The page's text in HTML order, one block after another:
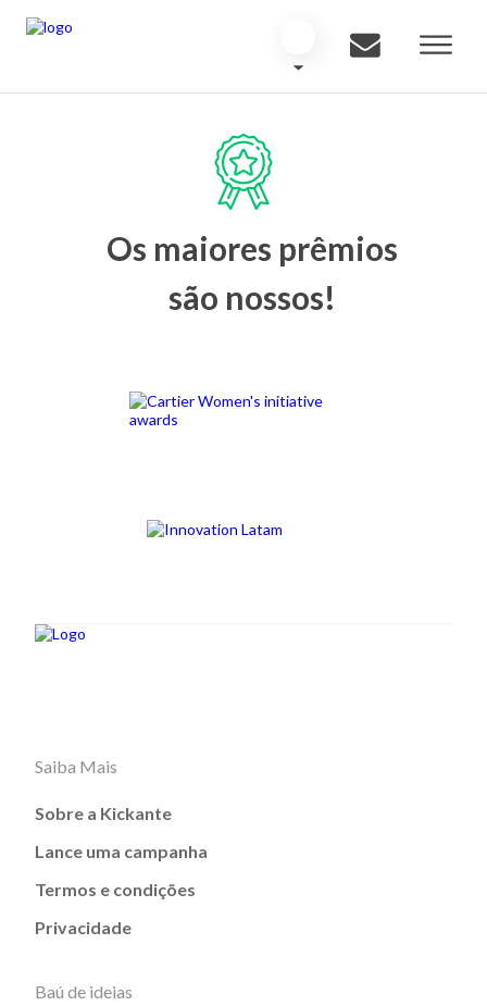
Os maiores prêmios
são nossos!
Saiba Mais
Sobre a Kickante
Lance uma campanha
Termos e condições
Privacidade
Baú de ideias